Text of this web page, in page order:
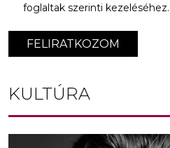
FELIRATKOZOM
foglaltak szerinti kezeléséhez.
KULTÚRA